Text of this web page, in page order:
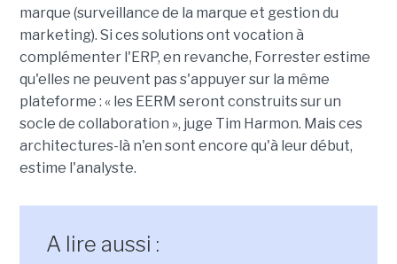
marque (surveillance de la marque et gestion du
marketing). Si ces solutions ont vocation à
complémenter l'ERP, en revanche, Forrester estime
qu'elles ne peuvent pas s'appuyer sur la même
plateforme : « les EERM seront construits sur un
socle de collaboration », juge Tim Harmon. Mais ces
architectures-là n'en sont encore qu'à leur début,
estime l'analyste.
A lire aussi :